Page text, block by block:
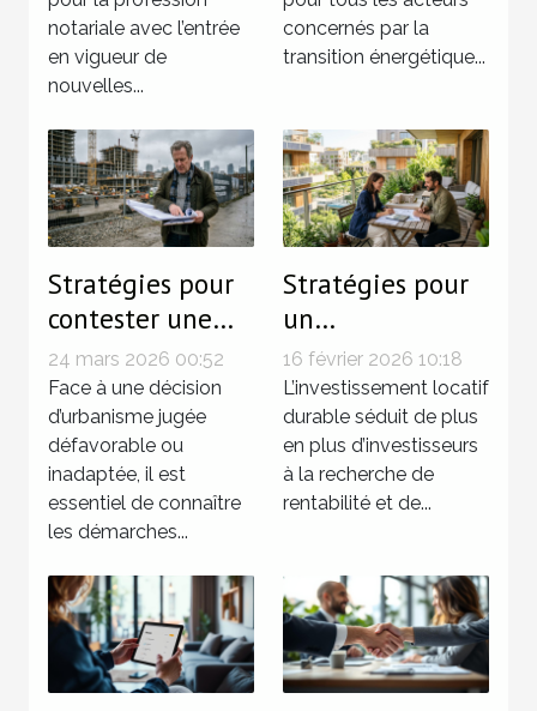
les notaires ?
notariale avec l’entrée
en vigueur de
nouvelles...
concernés par la
transition énergétique...
Stratégies pour
contester une
décision
d'urbanisme ?
24 mars 2026 00:52
Face à une décision
d’urbanisme jugée
défavorable ou
inadaptée, il est
essentiel de connaître
les démarches...
Stratégies pour
un
investissement
locatif durable
en 2026
16 février 2026 10:18
L’investissement locatif
durable séduit de plus
en plus d’investisseurs
à la recherche de
rentabilité et de...